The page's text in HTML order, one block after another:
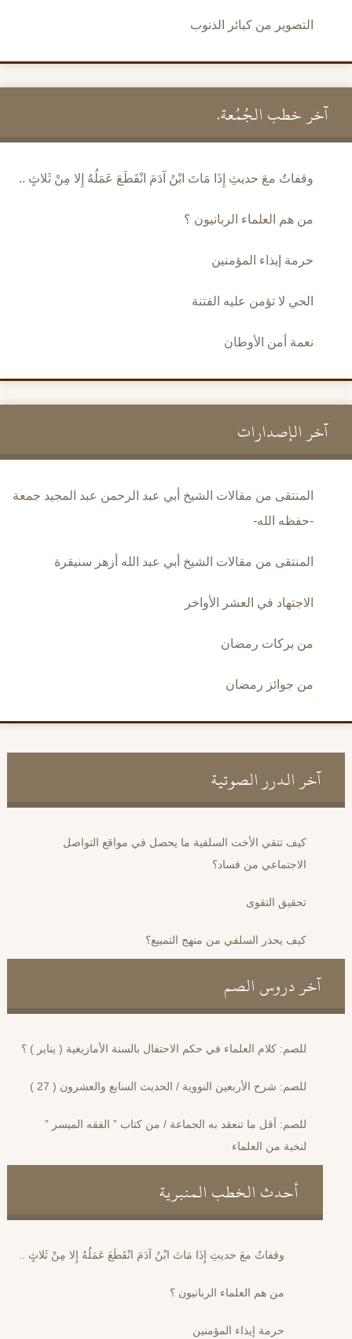
التصوير من كبائر الذنوب
آخر خطب الجُمُعة.
وقفاتٌ معَ حديثِ إِذَا مَاتَ ابْنُ آدَمَ انْقَطَعَ عَمَلُهُ إِلا مِنْ ثَلاثٍ ..
من هم العلماء الربانيون ؟
حرمة إيذاء المؤمنين
الحي لا تؤمن عليه الفتنة
نعمة أمن الأوطان
آخر الإصدارات
المنتقى من مقالات الشيخ أبي عبد الرحمن عبد المجيد جمعة
-حفظه الله-
المنتقى من مقالات الشيخ أبي عبد الله أزهر سنيقرة
الاجتهاد في العشر الأواخر
من بركات رمضان
من جوائز رمضان
آخر الدرر الصوتية
كيف تتقي الأخت السلفية ما يحصل في مواقع التواصل
الاجتماعي من فساد؟
تحقيق التقوى
كيف يحذر السلفي من منهج التمييع؟
آخر دروس الصم
للصم: كلام العلماء في حكم الاحتفال بالسنة الأمازيغية ( يناير ) ؟
للصم: شرح الأربعين النووية / الحديث السابع والعشرون ( 27 )
للصم: أقل ما تنعقد به الجماعة / من كتاب ” الفقه الميسر ”
لنخبة من العلماء
أحدث الخطب المنبرية
وقفاتٌ معَ حديثِ إِذَا مَاتَ ابْنُ آدَمَ انْقَطَعَ عَمَلُهُ إِلا مِنْ ثَلاثٍ ..
من هم العلماء الربانيون ؟
حرمة إيذاء المؤمنين